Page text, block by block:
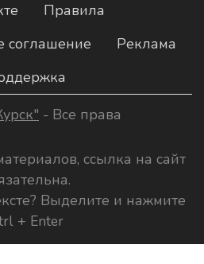
Правила
соглашение
Реклама
- Все права
ссылка на сайт
Выделите и нажмите
+ Enter